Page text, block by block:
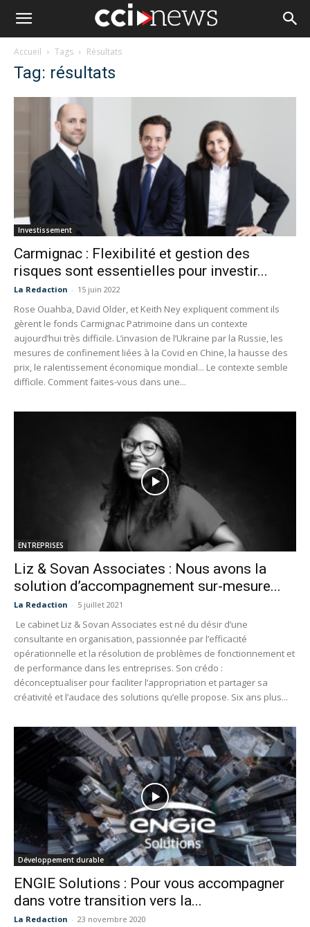
Accueil Tags Résultats
Tag: résultats
Investissement
Carmignac : Flexibilité et gestion des
risques sont essentielles pour investir...
La Redaction - 15 juin 2022
Rose Ouahba, David Older, et Keith Ney expliquent comment ils
gèrent le fonds Carmignac Patrimoine dans un contexte
aujourd’hui très difficile. L’invasion de l’Ukraine par la Russie, les
mesures de confinement liées à la Covid en Chine, la hausse des
prix, le ralentissement économique mondial... Le contexte semble
difficile. Comment faites-vous dans une...
ENTREPRISES
Liz & Sovan Associates : Nous avons la
solution d’accompagnement sur-mesure...
La Redaction - 5 juillet 2021
Le cabinet Liz & Sovan Associates est né du désir d’une
consultante en organisation, passionnée par l’efficacité
opérationnelle et la résolution de problèmes de fonctionnement et
de performance dans les entreprises. Son crédo :
déconceptualiser pour faciliter l’appropriation et partager sa
créativité et l’audace des solutions qu’elle propose. Six ans plus...
Développement durable
ENGIE Solutions : Pour vous accompagner
dans votre transition vers la...
La Redaction - 23 novembre 2020